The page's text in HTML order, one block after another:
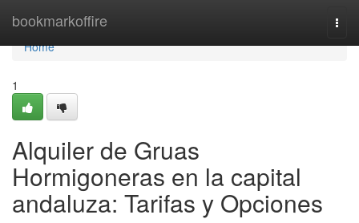
bookmarkoffire
Home
Home
1
Alquiler de Gruas
Hormigoneras en la capital
andaluza: Tarifas y Opciones